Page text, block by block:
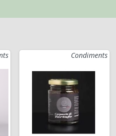
Condiments